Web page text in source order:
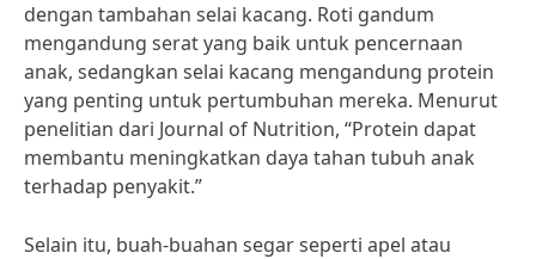
dengan tambahan selai kacang. Roti gandum
mengandung serat yang baik untuk pencernaan
anak, sedangkan selai kacang mengandung protein
yang penting untuk pertumbuhan mereka. Menurut
penelitian dari Journal of Nutrition, “Protein dapat
membantu meningkatkan daya tahan tubuh anak
terhadap penyakit.”
Selain itu, buah-buahan segar seperti apel atau